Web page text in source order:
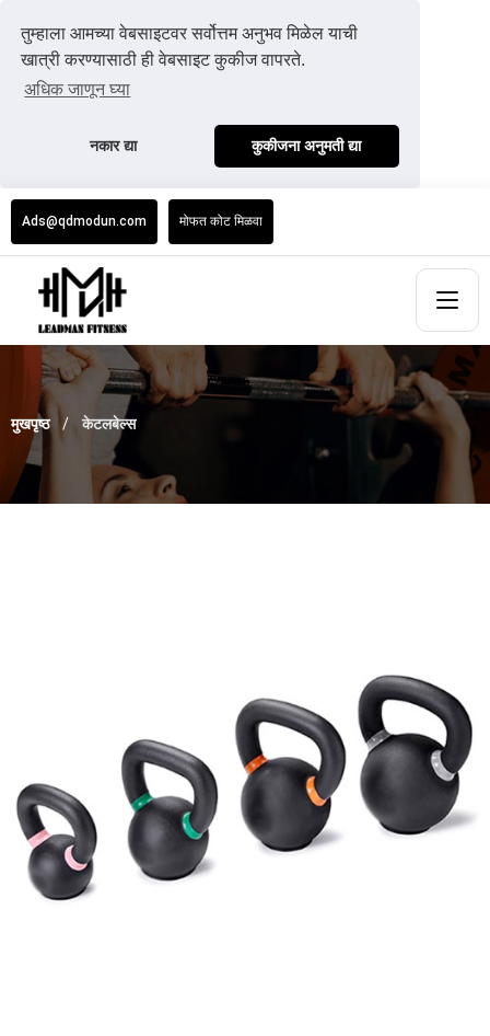
तुम्हाला आमच्या वेबसाइटवर सर्वोत्तम अनुभव मिळेल याची
खात्री करण्यासाठी ही वेबसाइट कुकीज वापरते.
अधिक जाणून घ्या
नकार द्या कुकीजना अनुमती द्या
Ads@qdmodun.com मोफत कोट मिळवा
मुखपृष्ठ केटलबेल्स